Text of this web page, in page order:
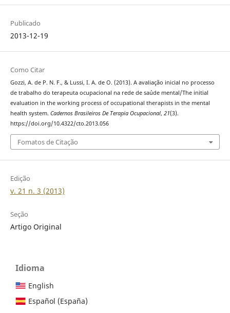
Publicado
2013-12-19
Como Citar
Gozzi, A. de P. N. F., & Lussi, I. A. de O. (2013). A avaliação inicial no processo
de trabalho do terapeuta ocupacional na rede de saúde mental/The initial
evaluation in the working process of occupational therapists in the mental
health system. Cadernos Brasileiros De Terapia Ocupacional, 21(3).
https://doi.org/10.4322/cto.2013.056
Fomatos de Citação
Edição
v. 21 n. 3 (2013)
Seção
Artigo Original
Idioma
English
Español (España)